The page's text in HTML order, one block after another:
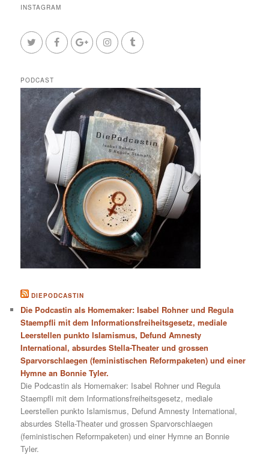
INSTAGRAM
PODCAST
DIEPODCASTIN
Die Podcastin als Homemaker: Isabel Rohner und Regula
Staempfli mit dem Informationsfreiheitsgesetz, mediale
Leerstellen punkto Islamismus, Defund Amnesty
International, absurdes Stella-Theater und grossen
Sparvorschlaegen (feministischen Reformpaketen) und einer
Hymne an Bonnie Tyler.
Die Podcastin als Homemaker: Isabel Rohner und Regula
Staempfli mit dem Informationsfreiheitsgesetz, mediale
Leerstellen punkto Islamismus, Defund Amnesty International,
absurdes Stella-Theater und grossen Sparvorschlaegen
(feministischen Reformpaketen) und einer Hymne an Bonnie
Tyler.